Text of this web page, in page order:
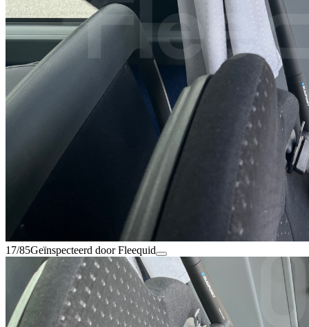
17/85Geïnspecteerd door Fleequid